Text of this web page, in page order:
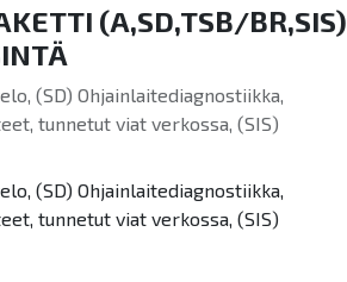
(A,SD,TSB/BR,SIS)
(SD) Ohjainlaitediagnostiikka,
tunnetut viat verkossa, (SIS)
(SD) Ohjainlaitediagnostiikka,
tunnetut viat verkossa, (SIS)